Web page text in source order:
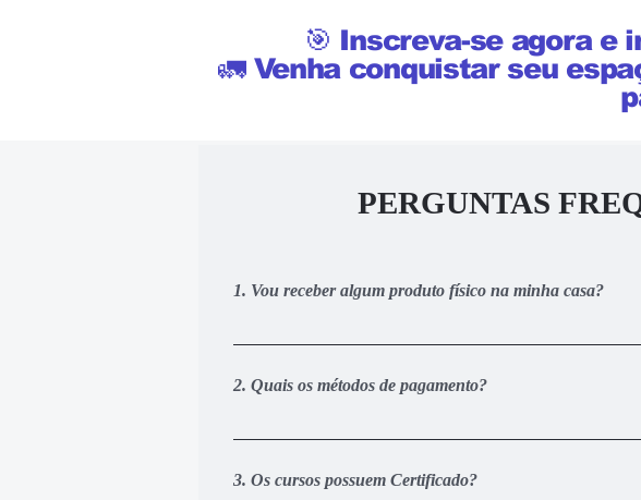
🎯 Inscreva-se agora
🚛 Venha conquistar seu
PERGUNTAS
1. Vou receber algum produto físico na minha casa?
Não. Todo o conteúdo do treinamento é 100% online.
2. Quais os métodos de pagamento?
Você pode pagar via cartão de crédito e parcelar em
acesso de 1 a 3 dias úteis após o pagamento do boleto.
3. Os cursos possuem Certificado?